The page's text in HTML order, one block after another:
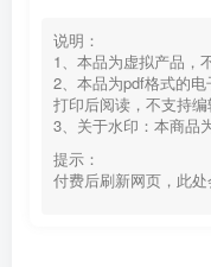
说明：
1、本品为虚拟产品，
2、本品为pdf格式的
打印后阅读，不支持编
3、关于水印：本商品
提示：
付费后刷新网页，此处